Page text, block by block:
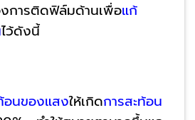
การติดฟิล์มด้านเพื่อแก้
ไว้ดังนี้
อนของแสงให้เกิดการสะท้อน